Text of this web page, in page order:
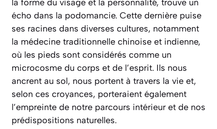
la forme du visage et la personnalité, trouve un
écho dans la podomancie. Cette dernière puise
ses racines dans diverses cultures, notamment
la médecine traditionnelle chinoise et indienne,
où les pieds sont considérés comme un
microcosme du corps et de l’esprit. Ils nous
ancrent au sol, nous portent à travers la vie et,
selon ces croyances, porteraient également
l’empreinte de notre parcours intérieur et de nos
prédispositions naturelles.